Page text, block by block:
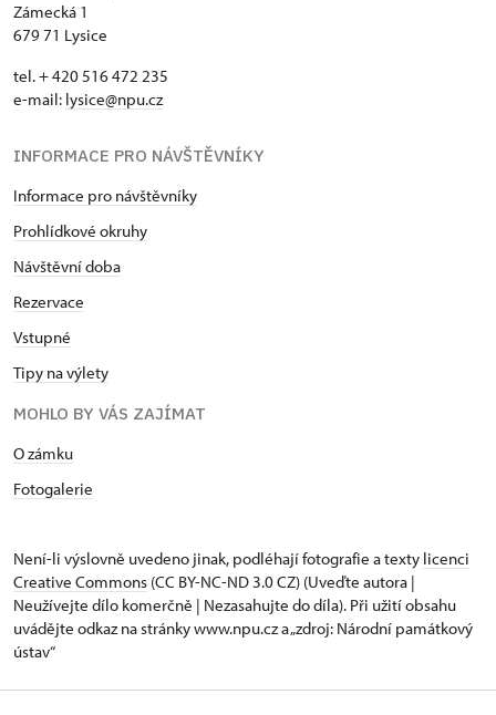
Zámecká 1
679 71 Lysice
tel. + 420 516 472 235
e-mail: ​lysice@npu.cz
INFORMACE PRO NÁVŠTĚVNÍKY
Informace pro návštěvníky
Prohlídkové okruhy
Návštěvní doba
Rezervace
Vstupné
Tipy na výlety
MOHLO BY VÁS ZAJÍMAT
O zámku
Fotogalerie
Není-li výslovně uvedeno jinak, podléhají fotografie a texty licenci
Creative Commons (CC BY-NC-ND 3.0 CZ) (Uveďte autora |
Neužívejte dílo komerčně | Nezasahujte do díla). Při užití obsahu
uvádějte odkaz na stránky www.npu.cz a „zdroj: Národní památkový
ústav“